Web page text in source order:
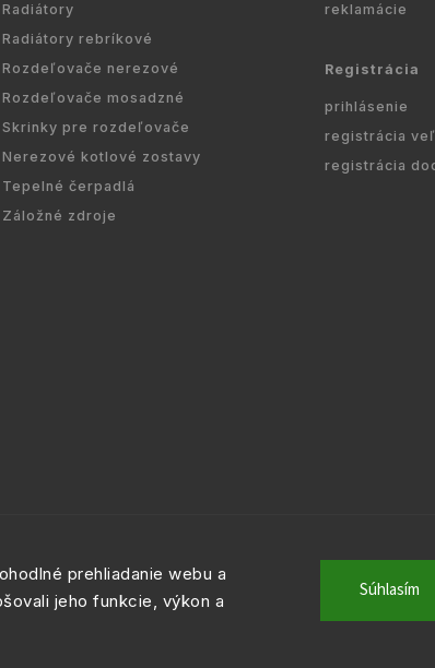
prehliadanie webu a
jeho funkcie, výkon a
Súhlasím
Radiátory
Radiátory rebríkové
Rozdeľovače nerezové
Rozdeľovače mosadzné
Skrinky pre rozdeľovače
Nerezové kotlové zostavy
Tepelné čerpadlá
Záložné zdroje
reklamácie
Registrácia
prihlásenie
registrácia
registrácia
VYKURUJEM.SK|